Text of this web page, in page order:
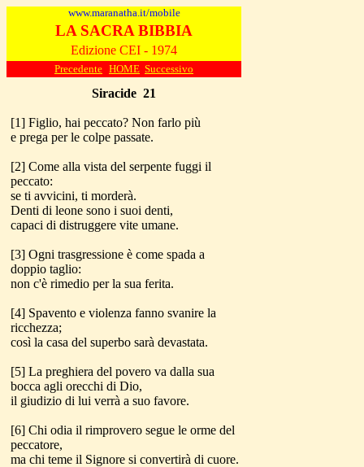
www.maranatha.it/mobile
LA SACRA BIBBIA
Edizione CEI - 1974
Precedente HOME Successivo
Siracide 21
[1] Figlio, hai peccato? Non farlo più
e prega per le colpe passate.
[2] Come alla vista del serpente fuggi il
peccato:
se ti avvicini, ti morderà.
Denti di leone sono i suoi denti,
capaci di distruggere vite umane.
[3] Ogni trasgressione è come spada a
doppio taglio:
non c'è rimedio per la sua ferita.
[4] Spavento e violenza fanno svanire la
ricchezza;
così la casa del superbo sarà devastata.
[5] La preghiera del povero va dalla sua
bocca agli orecchi di Dio,
il giudizio di lui verrà a suo favore.
[6] Chi odia il rimprovero segue le orme del
peccatore,
ma chi teme il Signore si convertirà di cuore.